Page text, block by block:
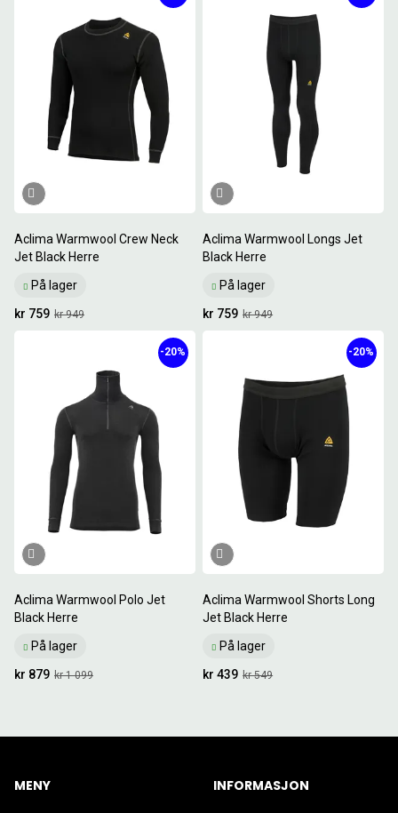
Aclima Warmwool Crew Neck
Jet Black Herre
På lager
kr 949
kr 759
Aclima Warmwool Longs Jet
Black Herre
På lager
kr 949
kr 759
Aclima Warmwool Polo Jet
Black Herre
På lager
-20%
kr 1 099
kr 879
Aclima Warmwool Shorts Long
Jet Black Herre
På lager
-20%
kr 549
kr 439
MENY INFORMASJON